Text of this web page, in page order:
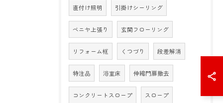
直付け照明 引掛けシーリング
ベニヤ上張り 玄関フローリング
リフォーム框 くつづり 段差解消
特注品 浴室床 伸縮門扉撤去
コンクリートスロープ スロープ